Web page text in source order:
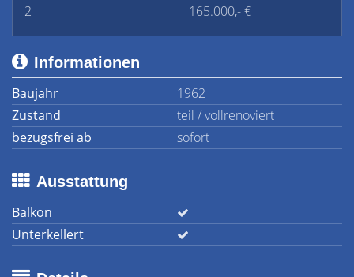
2
165.000,- €
Informationen
Baujahr
1962
Zustand
teil / vollrenoviert
bezugsfrei ab
sofort
Ausstattung
Balkon
Unterkellert